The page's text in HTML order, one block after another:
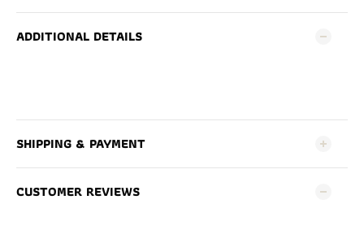
ADDITIONAL DETAILS
SHIPPING & PAYMENT
CUSTOMER REVIEWS